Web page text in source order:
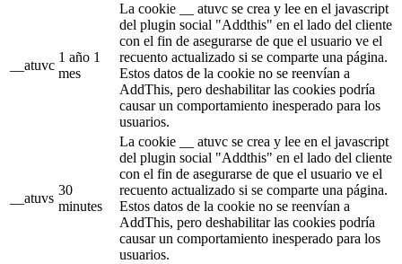
__atuvc
1 año 1
mes
La cookie __ atuvc se crea y lee en el javascript
del plugin social "Addthis" en el lado del cliente
con el fin de asegurarse de que el usuario ve el
recuento actualizado si se comparte una página.
Estos datos de la cookie no se reenvían a
AddThis, pero deshabilitar las cookies podría
causar un comportamiento inesperado para los
usuarios.
__atuvs
30
minutes
La cookie __ atuvc se crea y lee en el javascript
del plugin social "Addthis" en el lado del cliente
con el fin de asegurarse de que el usuario ve el
recuento actualizado si se comparte una página.
Estos datos de la cookie no se reenvían a
AddThis, pero deshabilitar las cookies podría
causar un comportamiento inesperado para los
usuarios.